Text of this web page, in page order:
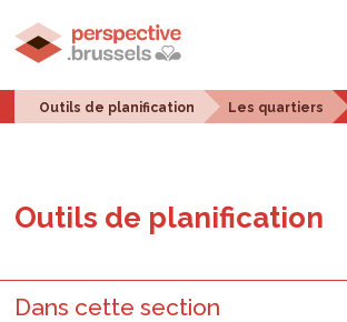
Outils de planification Les quartiers
Outils de pla­ni­fi­ca­tion
Dans cette section